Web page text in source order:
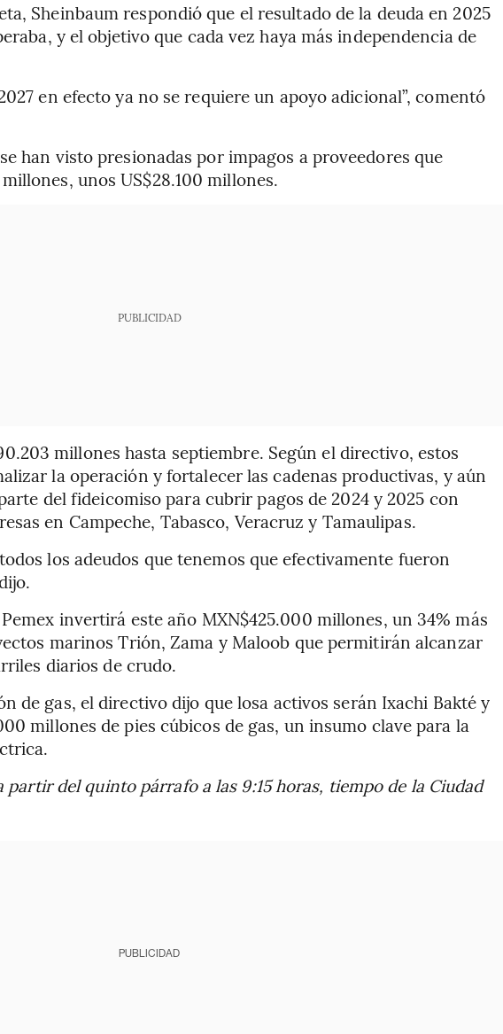
Sheinbaum respondió que el resultado de la deuda en 2025
y el objetivo que cada vez haya más independencia de
en efecto ya no se requiere un apoyo adicional”, comentó
han visto presionadas por impagos a proveedores que
unos US$28.100 millones.
PUBLICIDAD
millones hasta septiembre. Según el directivo, estos
la operación y fortalecer las cadenas productivas, y aún
del fideicomiso para cubrir pagos de 2024 y 2025 con
en Campeche, Tabasco, Veracruz y Tamaulipas.
los adeudos que tenemos que efectivamente fueron
invertirá este año MXN$425.000 millones, un 34% más
marinos Trión, Zama y Maloob que permitirán alcanzar
diarios de crudo.
de gas, el directivo dijo que losa activos serán Ixachi Bakté y
millones de pies cúbicos de gas, un insumo clave para la
del quinto párrafo a las 9:15 horas, tiempo de la Ciudad
PUBLICIDAD